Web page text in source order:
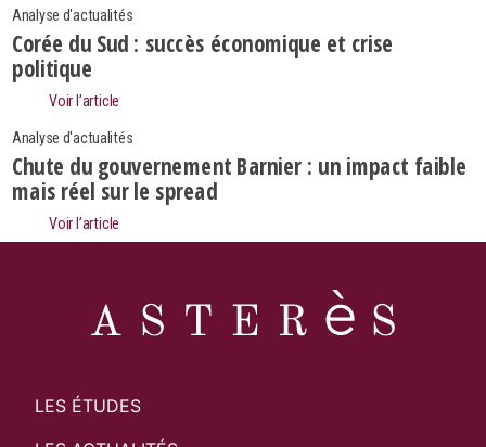
Analyse d'actualités
Corée du Sud : succès économique et crise
politique
Voir l’article
Analyse d'actualités
Chute du gouvernement Barnier : un impact faible
mais réel sur le spread
Voir l’article
LES ÉTUDES
Search
Rechercher